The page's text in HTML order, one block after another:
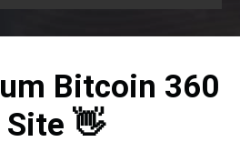
Bitcoin 360
Site 👋